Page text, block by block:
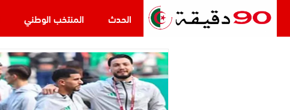
الحدث المنتخب الوطني